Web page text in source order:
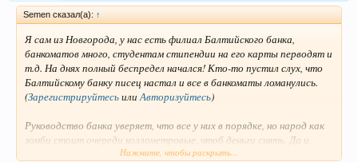
Semen сказал(а): ↑
Я сам из Новгорода, у нас есть филиал Балтийского банка,
банкоматов много, студентам стипендии на его карты перводят и
т.д. На днях полный беспредел начался! Кто-то пустил слух, что
Балтийскому банку писец настал и все в банкоматы ломанулись.
(ЗарегистрируйтесьилиАвторизуйтесь)
Руководство банка уверяет, что все у них в порядке, но народ как
зомби стоит очереди коллометровые, чтоб деньги снять. Да и
оснований для паники не было. Однако ж.
Нажмите, чтобы раскрыть...